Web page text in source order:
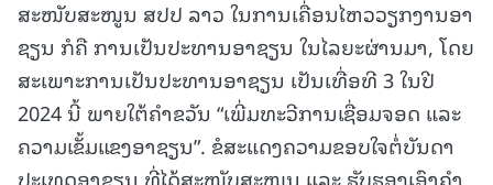
ສະໜັບສະໜູນ ສປປ ລາວ ໃນການເຄື່ອນໄຫວວຽກງານອາ
ຊຽນ ກໍຄື ການເປັນປະທານອາຊຽນ ໃນໄລຍະຜ່ານມາ, ໂດຍ
ສະເພາະການເປັນປະທານອາຊຽນ ເປັນເທື່ອທີ 3 ໃນປີ
2024 ນີ້ ພາຍໃຕ້ຄໍາຂວັນ “ເພີ່ມທະວີການເຊື່ອມຈອດ ແລະ
ຄວາມເຂັ້ມແຂງອາຊຽນ”. ຂໍສະແດງຄວາມຂອບໃຈຕໍ່ບັນດາ
ປະເທດອາຊຽນ ທີ່ໄດ້ສະໜັບສະໜູນ ແລະ ຮັບຮອງເອົາຄໍາ